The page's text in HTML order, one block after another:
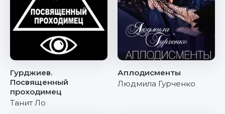
Гурджиев.
Посвященный
проходимец
Танит Ло
Аплодисменты
Людмила Гурченко